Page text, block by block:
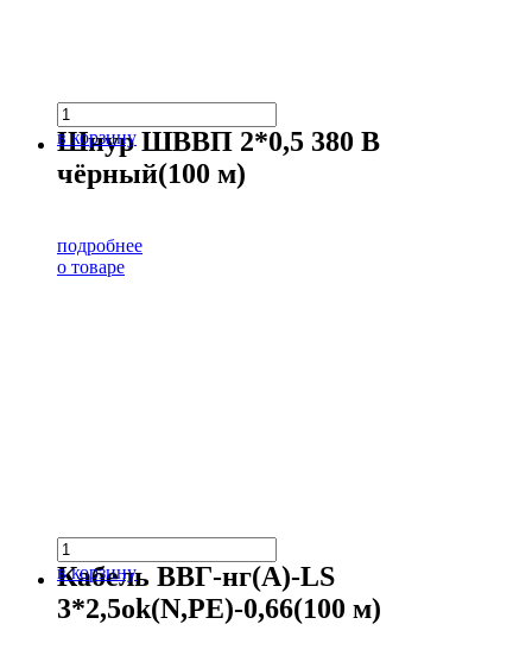
в корзину
Шнур ШВВП 2*0,5 380 В
чёрный(100 м)
подробнее
о товаре
в корзину
Кабель ВВГ-нг(А)-LS
3*2,5ok(N,PE)-0,66(100 м)